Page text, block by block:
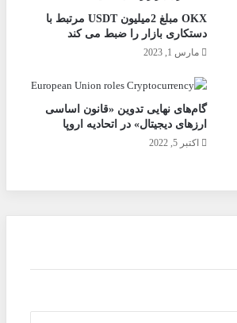
OKX مبلغ 2میلیون USDT مرتبط با
دستکاری بازار را ضبط می کند
مارس 1, 2023
گام‌های نهایی تدوین «قانون اساسی
ارزهای دیجیتال» در اتحادیه اروپا
اکتبر 5, 2022